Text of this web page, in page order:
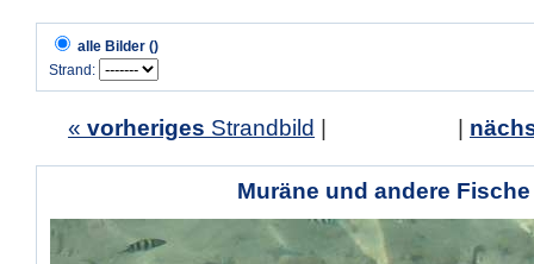
alle Bilder ()
Strand:
« vorheriges Strandbild
Muräne und andere Fische